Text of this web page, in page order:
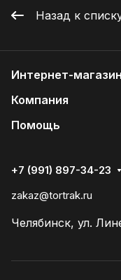
Назад к
Интернет-магазин
Компания
Помощь
+7 (991) 897-34-23
zakaz@tortrak.ru
Челябинск, ул.